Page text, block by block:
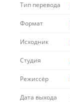
Тип перевода
Формат
Исходник
Студия
Режиссёр
Дата выхода